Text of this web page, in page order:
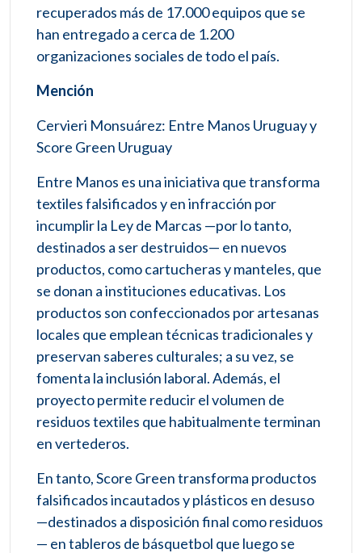
recuperados más de 17.000 equipos que se
han entregado a cerca de 1.200
organizaciones sociales de todo el país.
Mención
Cervieri Monsuárez: Entre Manos Uruguay y
Score Green Uruguay
Entre Manos es una iniciativa que transforma
textiles falsificados y en infracción por
incumplir la Ley de Marcas —por lo tanto,
destinados a ser destruidos— en nuevos
productos, como cartucheras y manteles, que
se donan a instituciones educativas. Los
productos son confeccionados por artesanas
locales que emplean técnicas tradicionales y
preservan saberes culturales; a su vez, se
fomenta la inclusión laboral. Además, el
proyecto permite reducir el volumen de
residuos textiles que habitualmente terminan
en vertederos.
En tanto, Score Green transforma productos
falsificados incautados y plásticos en desuso
—destinados a disposición final como residuos
— en tableros de básquetbol que luego se